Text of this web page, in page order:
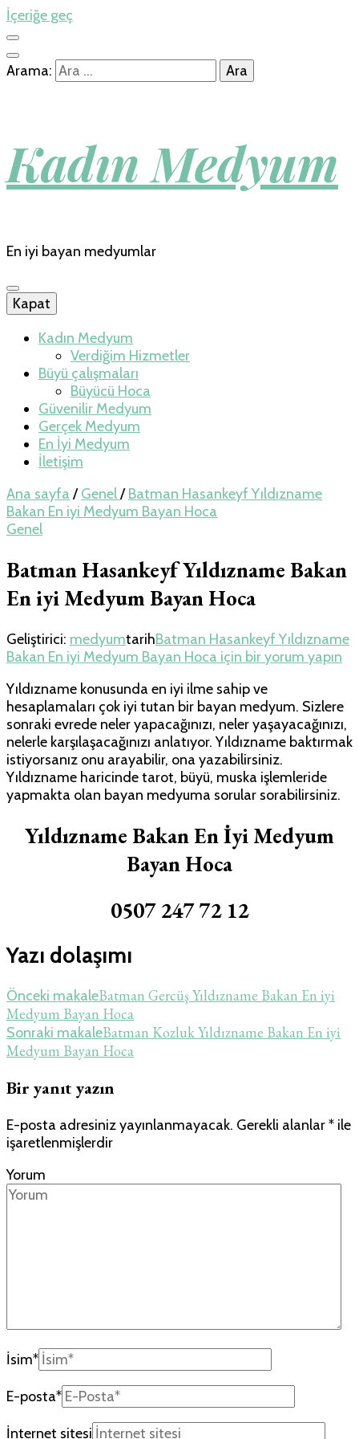
İçeriğe geç
Arama:
Kadın Medyum
En iyi bayan medyumlar
Kapat
Kadın Medyum
Verdiğim Hizmetler
Büyü çalışmaları
Büyücü Hoca
Güvenilir Medyum
Gerçek Medyum
En İyi Medyum
İletişim
Ana sayfa / Genel/ Batman Hasankeyf Yıldızname
Bakan En iyi Medyum Bayan Hoca
Genel
Batman Hasankeyf Yıldızname Bakan
En iyi Medyum Bayan Hoca
Geliştirici: medyumtarihBatman Hasankeyf Yıldızname
Bakan En iyi Medyum Bayan Hoca için bir yorum yapın
Yıldızname konusunda en iyi ilme sahip ve
hesaplamaları çok iyi tutan bir bayan medyum. Sizlere
sonraki evrede neler yapacağınızı, neler yaşayacağınızı,
nelerle karşılaşacağınızı anlatıyor. Yıldızname baktırmak
istiyorsanız onu arayabilir, ona yazabilirsiniz.
Yıldızname haricinde tarot, büyü, muska işlemleride
yapmakta olan bayan medyuma sorular sorabilirsiniz.
Yıldızname Bakan En İyi Medyum
Bayan Hoca
0507 247 72 12
Yazı dolaşımı
Önceki makaleBatman Gercüş Yıldızname Bakan En iyi
Medyum Bayan Hoca
Sonraki makaleBatman Kozluk Yıldızname Bakan En iyi
Medyum Bayan Hoca
Bir yanıt yazın
E-posta adresiniz yayınlanmayacak. Gerekli alanlar* ile
işaretlenmişlerdir
Yorum
İsim*
E-posta*
İnternet sitesi